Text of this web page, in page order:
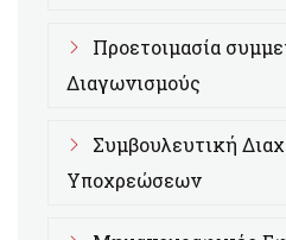
Προετοιμασία
Διαγωνισμούς
Συμβουλευτική
Υποχρεώσεων